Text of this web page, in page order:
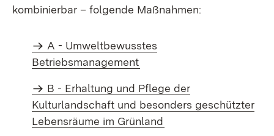
kombinierbar – folgende Maßnahmen:
A - Umweltbewusstes
Betriebsmanagement
B - Erhaltung und Pflege der
Kulturlandschaft und besonders geschützter
Lebensräume im Grünland